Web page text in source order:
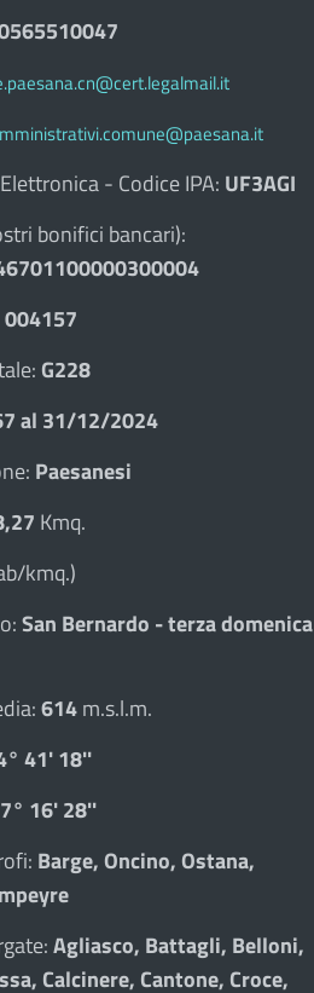
- Codice IPA: UF3AGI
bonifici bancari):
004157
G228
al 31/12/2024
Paesanesi
Kmq.
kmq.)
San Bernardo - terza domenica
614m.s.l.m.
41' 18''
7° 16' 28''
Barge, Oncino, Ostana,
Agliasco, Battagli, Belloni,
Calcinere, Cantone, Croce,